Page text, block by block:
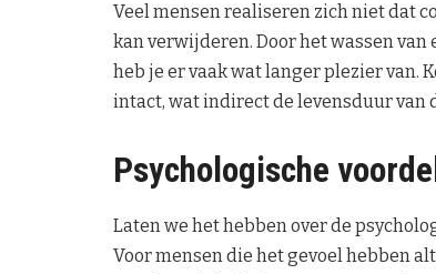
Veel mensen realiseren zich niet dat
kan verwijderen. Door het wassen
heb je er vaak wat langer plezier van.
intact, wat indirect de levensduur van
Psychologische
Laten we het hebben over de
Voor mensen die het gevoel hebben